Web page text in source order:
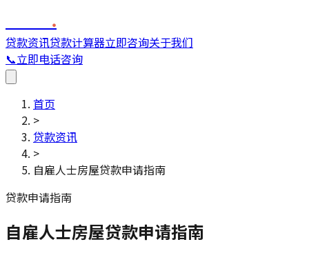
.
贷款资讯贷款计算器立即咨询关于我们
📞立即电话咨询
首页
>
贷款资讯
>
自雇人士房屋贷款申请指南
贷款申请指南
自雇人士房屋贷款申请指南